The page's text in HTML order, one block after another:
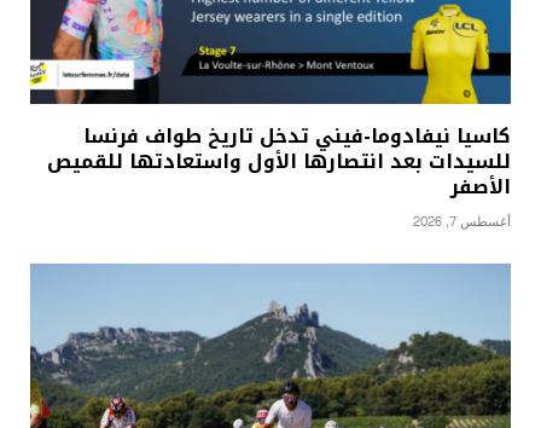
كاسيا نيفادوما-فيني تدخل تاريخ طواف فرنسا
للسيدات بعد انتصارها الأول واستعادتها للقميص
الأصفر
أغسطس 7, 2026